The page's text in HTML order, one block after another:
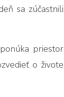
sa zúčastnili
priestor
o živote